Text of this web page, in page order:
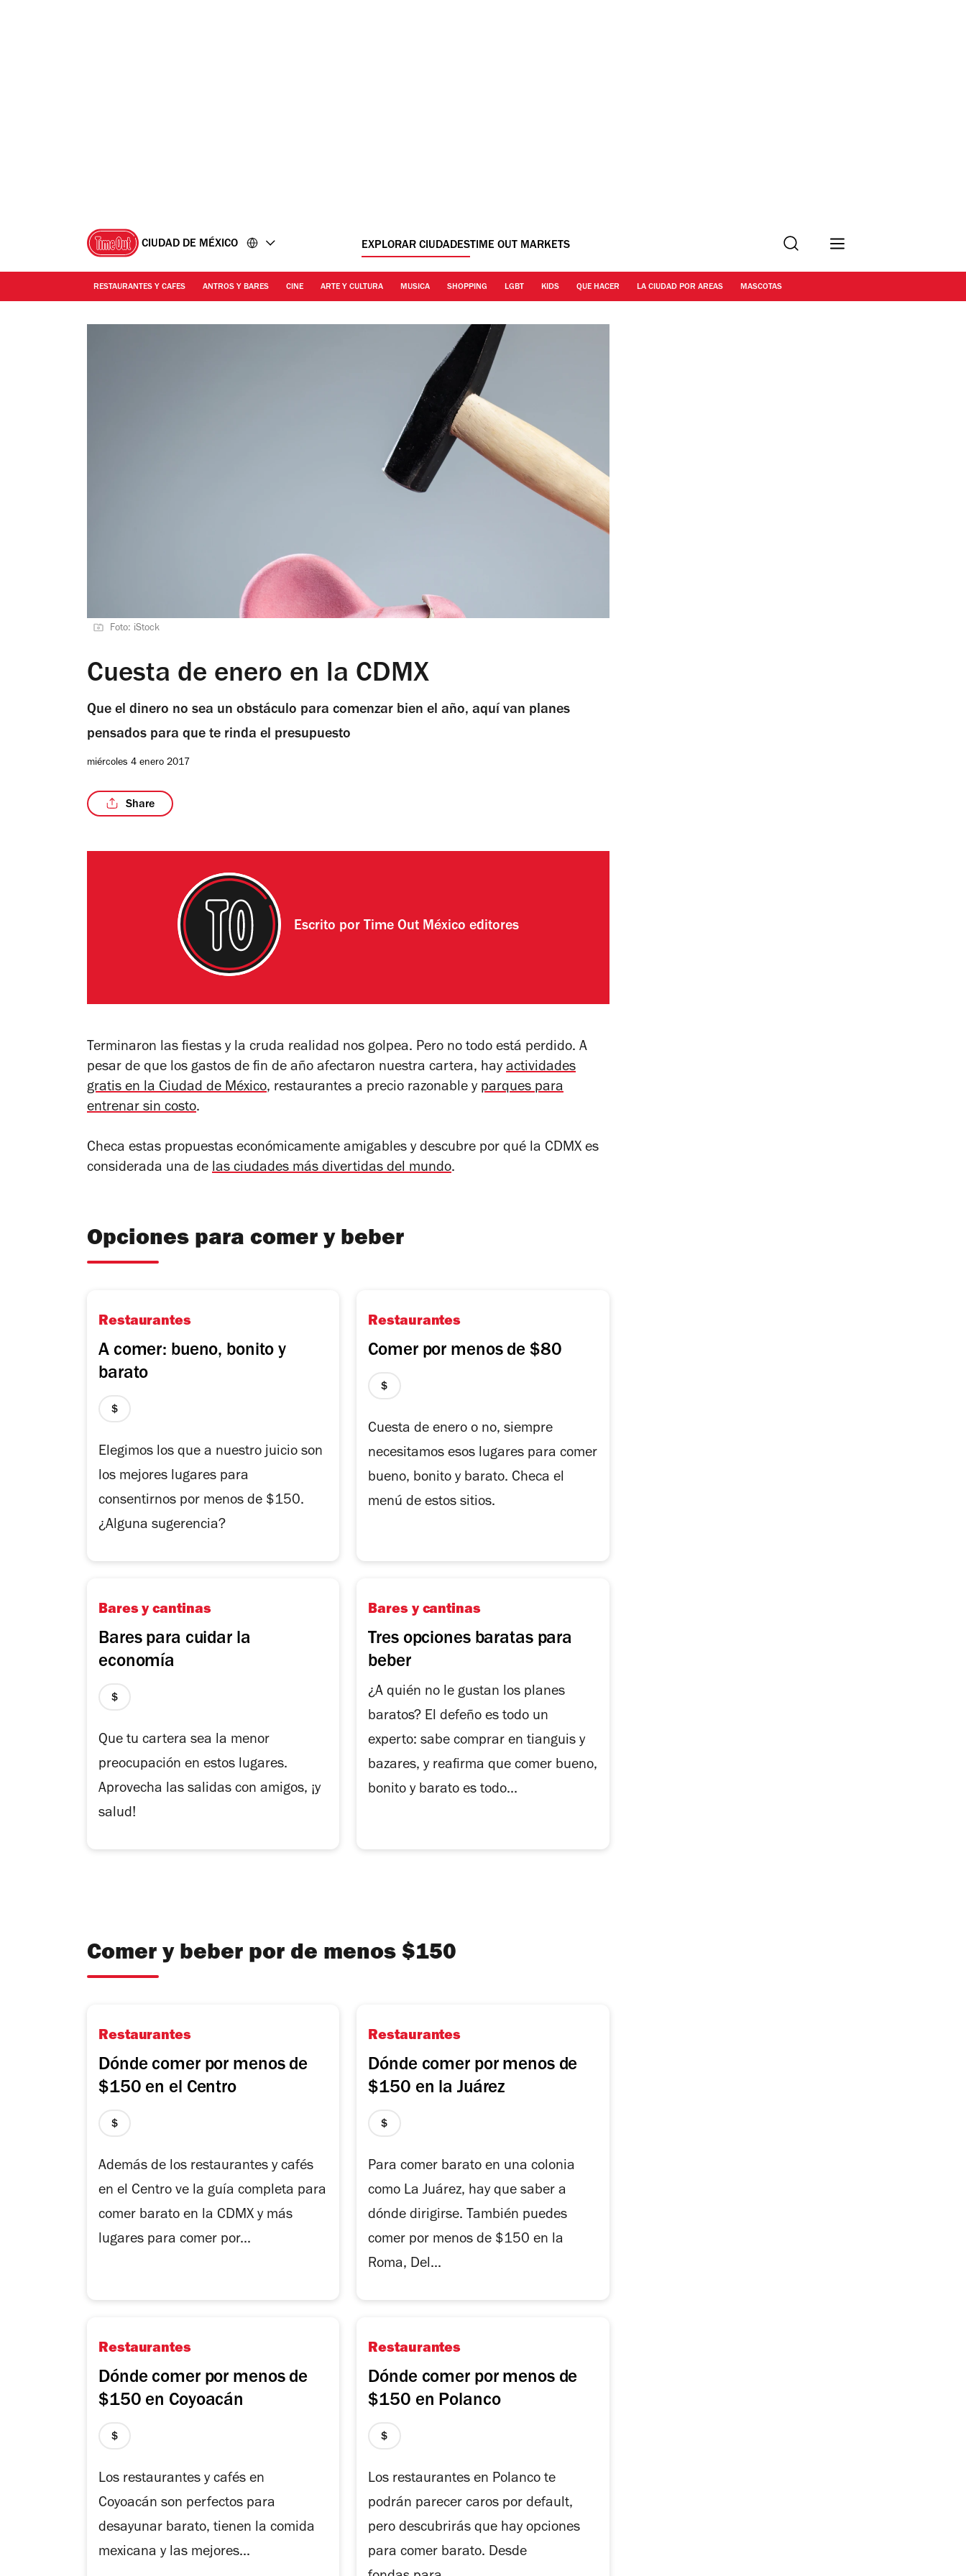
CIUDAD DE MÉXICO EXPLORAR CIUDADESTIME OUT MARKETS Buscar
RESTAURANTES Y CAFES ANTROS Y BARES CINE ARTE Y CULTURA MUSICA SHOPPING LGBT KIDS QUE HACER LA CIUDAD POR AREAS MASCOTAS
Foto: iStock
Cuesta de enero en la CDMX
Que el dinero no sea un obstáculo para comenzar bien el año, aquí van planes
pensados para que te rinda el presupuesto
miércoles 4 enero 2017
Share
Escrito por Time Out México editores
Terminaron las fiestas y la cruda realidad nos golpea. Pero no todo está perdido. A
pesar de que los gastos de fin de año afectaron nuestra cartera, hay actividades
gratis en la Ciudad de México, restaurantes a precio razonable y parques para
entrenar sin costo.
Checa estas propuestas económicamente amigables y descubre por qué la CDMX es
considerada una de las ciudades más divertidas del mundo.
Opciones para comer y beber
Restaurantes
A comer: bueno, bonito y
barato
precio
de
Elegimos los que a nuestro juicio son
los mejores lugares para
consentirnos por menos de $150.
¿Alguna sugerencia?
Restaurantes
Comer por menos de $80
precio
de
Cuesta de enero o no, siempre
necesitamos esos lugares para comer
bueno, bonito y barato. Checa el
menú de estos sitios.
Bares y cantinas
Bares para cuidar la
economía
precio
de
Que tu cartera sea la menor
preocupación en estos lugares.
Aprovecha las salidas con amigos, ¡y
salud!
Bares y cantinas
Tres opciones baratas para
beber
¿A quién no le gustan los planes
baratos? El defeño es todo un
experto: sabe comprar en tianguis y
bazares, y reafirma que comer bueno,
bonito y barato es todo...
Comer y beber por de menos $150
Restaurantes
Dónde comer por menos de
$150 en el Centro
precio
de
Además de los restaurantes y cafés
en el Centro ve la guía completa para
comer barato en la CDMX y más
lugares para comer por...
Restaurantes
Dónde comer por menos de
$150 en la Juárez
precio
de
Para comer barato en una colonia
como La Juárez, hay que saber a
dónde dirigirse. También puedes
comer por menos de $150 en la
Roma, Del...
Restaurantes
Dónde comer por menos de
$150 en Coyoacán
precio
de
Los restaurantes y cafés en
Coyoacán son perfectos para
desayunar barato, tienen la comida
mexicana y las mejores...
Restaurantes
Dónde comer por menos de
$150 en Polanco
precio
de
4
Los restaurantes en Polanco te
podrán parecer caros por default,
pero descubrirás que hay opciones
para comer barato. Desde